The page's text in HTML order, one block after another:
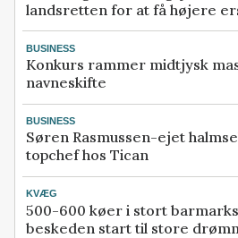
landsretten for at få højere
BUSINESS
Konkurs rammer midtjysk
navneskifte
BUSINESS
Søren Rasmussen-ejet
topchef hos Tican
KVÆG
500-600 køer i stort
beskeden start til store